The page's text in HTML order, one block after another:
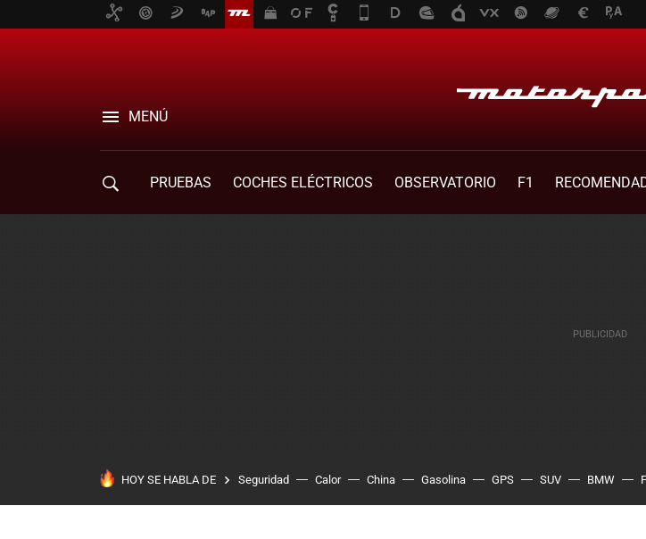
MENÚ
PRUEBAS COCHES ELÉCTRICOS OBSERVATORIO F1
HOY SE HABLA DE Seguridad Calor China Gasolina GPS SUV BMW